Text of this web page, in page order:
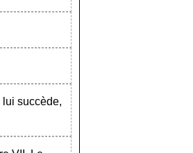
succède,